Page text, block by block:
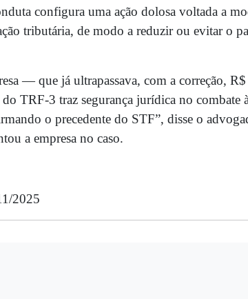
configura uma ação dolosa voltada a
tributária, de modo a reduzir ou evitar o
— que já ultrapassava, com a correção,
TRF-3 traz segurança jurídica no combate
o precedente do STF”, disse o
a empresa no caso.
2025